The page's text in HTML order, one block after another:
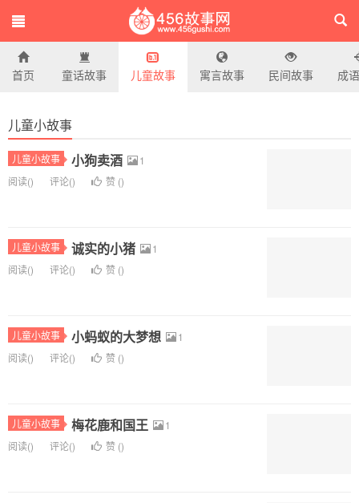
首页 童话故事 儿童故事 寓言故事 民间故事 成
儿童小故事
儿童小故事 小狗卖酒
1
阅读() 评论() 赞 ()
儿童小故事 诚实的小猪
1
阅读() 评论() 赞 ()
儿童小故事 小蚂蚁的大梦想
1
阅读() 评论() 赞 ()
儿童小故事 梅花鹿和国王
1
阅读() 评论() 赞 ()